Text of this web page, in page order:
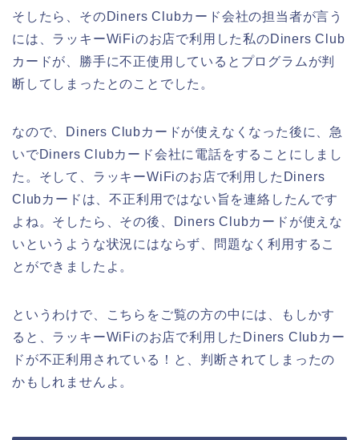
そしたら、そのDiners Clubカード会社の担当者が言う
には、ラッキーWiFiのお店で利用した私のDiners Club
カードが、勝手に不正使用しているとプログラムが判
断してしまったとのことでした。
なので、Diners Clubカードが使えなくなった後に、急
いでDiners Clubカード会社に電話をすることにしまし
た。そして、ラッキーWiFiのお店で利用したDiners
Clubカードは、不正利用ではない旨を連絡したんです
よね。そしたら、その後、Diners Clubカードが使えな
いというような状況にはならず、問題なく利用するこ
とができましたよ。
というわけで、こちらをご覧の方の中には、もしかす
ると、ラッキーWiFiのお店で利用したDiners Clubカー
ドが不正利用されている！と、判断されてしまったの
かもしれませんよ。